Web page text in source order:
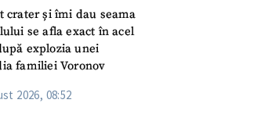
crater și îmi dau seama
se afla exact în acel
explozia unei
familiei Voronov
2026, 08:52